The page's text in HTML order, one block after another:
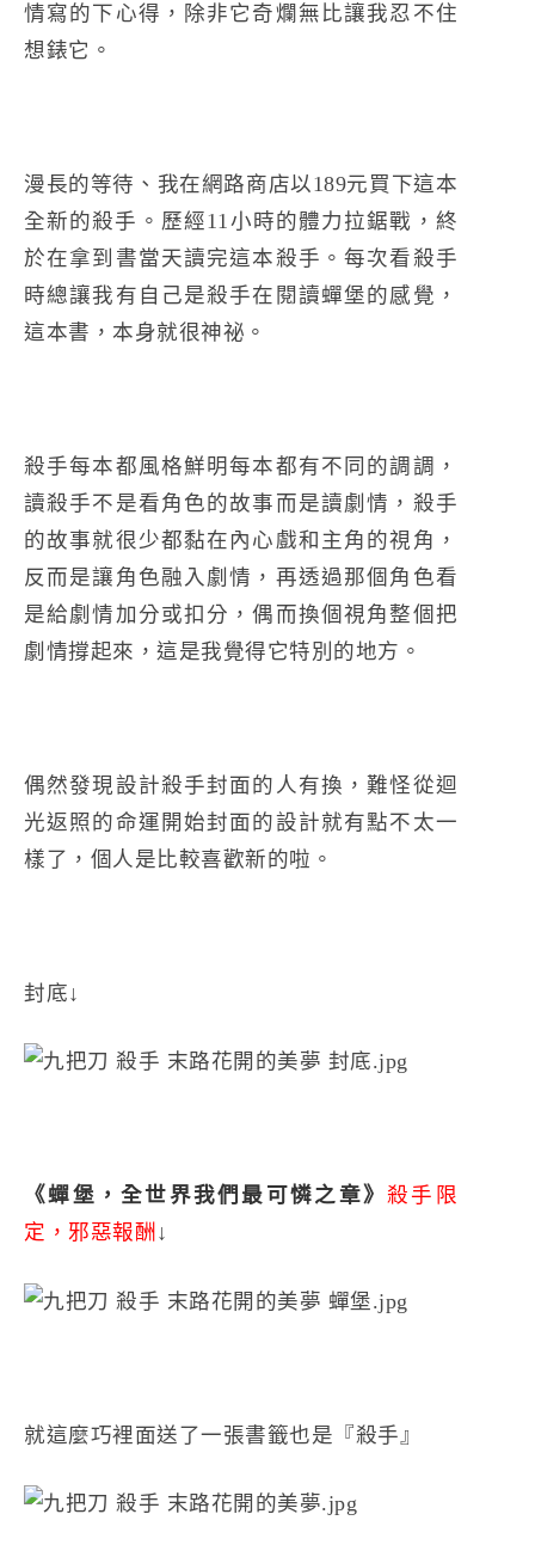
情寫的下心得，除非它奇爛無比讓我忍不住
想錶它。
漫長的等待、我在網路商店以189元買下這本
全新的殺手。歷經11小時的體力拉鋸戰，終
於在拿到書當天讀完這本殺手。每次看殺手
時總讓我有自己是殺手在閱讀蟬堡的感覺，
這本書，本身就很神祕。
殺手每本都風格鮮明每本都有不同的調調，
讀殺手不是看角色的故事而是讀劇情，殺手
的故事就很少都黏在內心戲和主角的視角，
反而是讓角色融入劇情，再透過那個角色看
是給劇情加分或扣分，偶而換個視角整個把
劇情撐起來，這是我覺得它特別的地方。
偶然發現設計殺手封面的人有換，難怪從迴
光返照的命運開始封面的設計就有點不太一
樣了，個人是比較喜歡新的啦。
封底↓
《蟬堡，全世界我們最可憐之章》殺手限
定，邪惡報酬 ↓
就這麼巧裡面送了一張書籤也是『殺手』